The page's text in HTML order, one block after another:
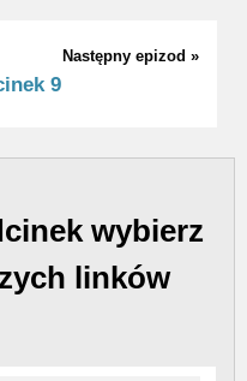
Następny epizod »
9
wybierz
linków